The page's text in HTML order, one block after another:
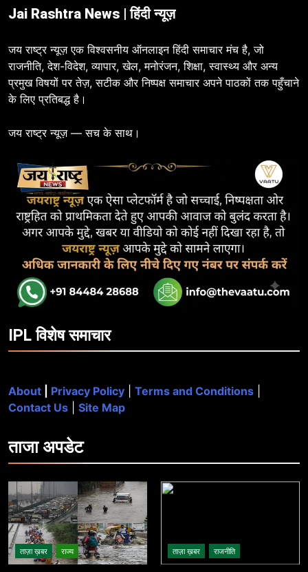
Jai Rashtra News | हिंदी न्यूज़
जय राष्ट्र न्यूज़ एक विश्वसनीय ऑनलाइन हिंदी समाचार मंच है, जो
राजनीति, देश-विदेश, व्यापार, खेल, मनोरंजन, शिक्षा, स्वास्थ्य और अन्य
प्रमुख विषयों पर तेज़, सटीक और निष्पक्ष समाचार अपने पाठकों तक पहुँचाने
के लिए प्रतिबद्ध है।
जय राष्ट्र न्यूज़ — सच के साथ।
IPL विशेष समाचार
About Privacy Policy Terms and Conditions
Contact Us
Site Map
ताजाअपडेट
ताज़ा ख़बर राज्य ताज़ा ख़बर राजनीति